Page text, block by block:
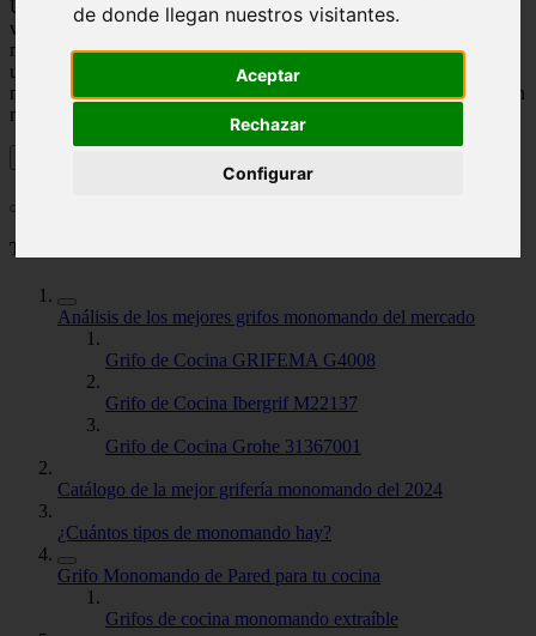
de donde llegan nuestros visitantes.
Aceptar
Rechazar
Configurar
Una de las cosas buenas es que los grifos monomandos para cocina
vienen en variedad de estilos y diferentes precios, lo que te brinda
más opciones para elegir cuando desees cambiar los antiguos por
unos nuevos. En
Griferíadecocina.com
modelos de grifos monomando y te los mostramos a continuación en
nuestro catálogo.
Tabla de contenidos
Análisis de los mejores grifos monomando del mercado
Grifo de Cocina GRIFEMA G4008
Grifo de Cocina Ibergrif M22137
Grifo de Cocina Grohe 31367001
Catálogo de la mejor grifería monomando del 2024
¿Cuántos tipos de monomando hay?
Grifo Monomando de Pared para tu cocina
Grifos de cocina monomando extraíble